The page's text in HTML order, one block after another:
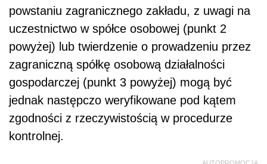
powstaniu zagranicznego zakładu, z uwagi na
uczestnictwo w spółce osobowej (punkt 2
powyżej) lub twierdzenie o prowadzeniu przez
zagraniczną spółkę osobową działalności
gospodarczej (punkt 3 powyżej) mogą być
jednak następczo weryfikowane pod kątem
zgodności z rzeczywistością w procedurze
kontrolnej.